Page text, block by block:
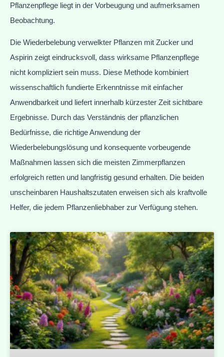
Pflanzenpflege liegt in der Vorbeugung und aufmerksamen
Beobachtung.
Die Wiederbelebung verwelkter Pflanzen mit Zucker und
Aspirin zeigt eindrucksvoll, dass wirksame Pflanzenpflege
nicht kompliziert sein muss. Diese Methode kombiniert
wissenschaftlich fundierte Erkenntnisse mit einfacher
Anwendbarkeit und liefert innerhalb kürzester Zeit sichtbare
Ergebnisse. Durch das Verständnis der pflanzlichen
Bedürfnisse, die richtige Anwendung der
Wiederbelebungslösung und konsequente vorbeugende
Maßnahmen lassen sich die meisten Zimmerpflanzen
erfolgreich retten und langfristig gesund erhalten. Die beiden
unscheinbaren Haushaltszutaten erweisen sich als kraftvolle
Helfer, die jedem Pflanzenliebhaber zur Verfügung stehen.